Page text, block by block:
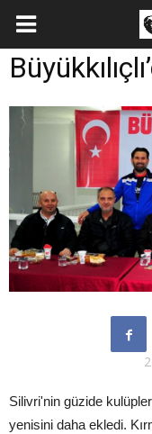
Silivri'nin güzide
yenisini daha ekledi.